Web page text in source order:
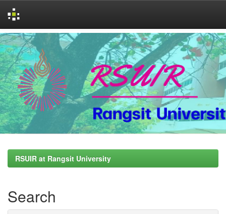
Skip
navigation
RSUIR at Rangsit University
Search